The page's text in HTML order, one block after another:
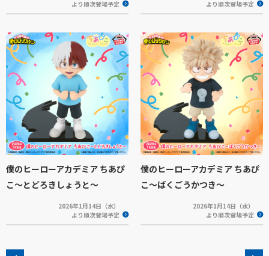
より順次登場予定
より順次登場予定
僕のヒーローアカデミア ちあぴ
こ～とどろきしょうと～
2026年1月14日（水）
より順次登場予定
僕のヒーローアカデミア ちあぴ
こ～ばくごうかつき～
2026年1月14日（水）
より順次登場予定